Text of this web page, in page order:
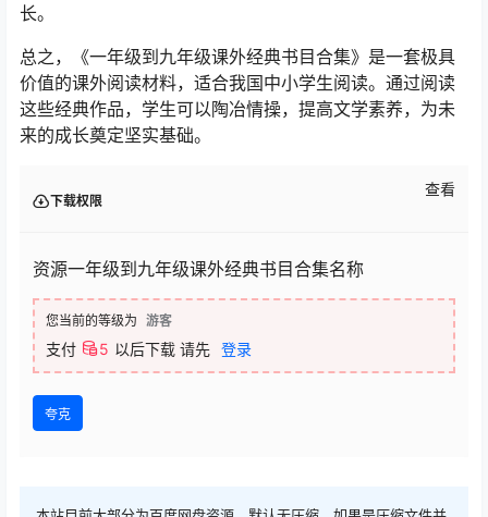
长。
总之，《一年级到九年级课外经典书目合集》是一套极具
价值的课外阅读材料，适合我国中小学生阅读。通过阅读
这些经典作品，学生可以陶冶情操，提高文学素养，为未
来的成长奠定坚实基础。
下载权限
查看
资源一年级到九年级课外经典书目合集名称
您当前的等级为 游客
支付 5 以后下载 请先 登录
夸克